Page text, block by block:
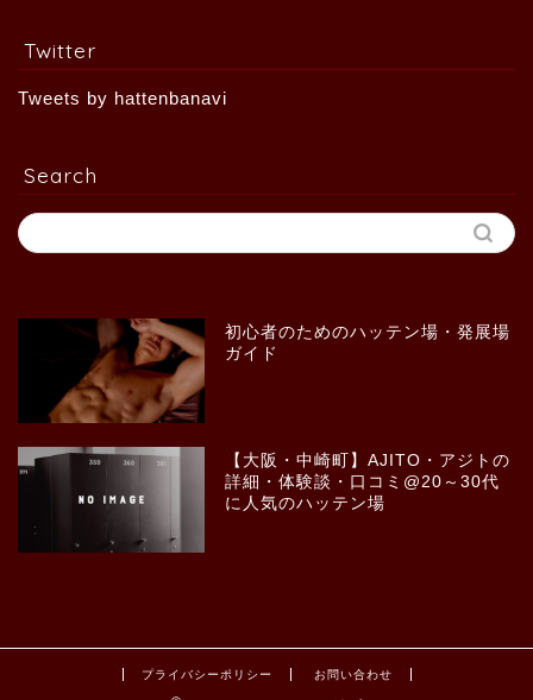
Twitter
Tweets by hattenbanavi
Search
初心者のためのハッテン場・発展場
ガイド
【大阪・中崎町】AJITO・アジトの
詳細・体験談・口コミ@20～30代
に人気のハッテン場
プライバシーポリシー お問い合わせ